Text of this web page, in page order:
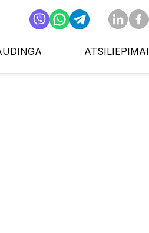
ATSILIEPIMAI